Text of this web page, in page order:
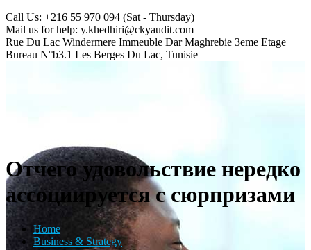
Call Us: +216 55 970 094 (Sat - Thursday)
Mail us for help: y.khedhiri@ckyaudit.com
Rue Du Lac Windermere Immeuble Dar Maghrebie 3eme Etage
Bureau N°b3.1 Les Berges Du Lac, Tunisie
Отчего удовольствие нередко
ассоциируется с сюрпризами
Home
Business & Strategy